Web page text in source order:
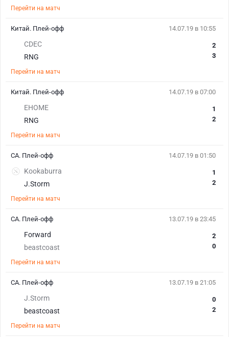
Перейти на матч
14.07.19 в 10:55
CDEC
RNG
2
3
Перейти на матч
Китай. Плей-офф
14.07.19 в 07:00
EHOME
RNG
1
2
Перейти на матч
Китай. Плей-офф
14.07.19 в 01:50
Kookaburra
J.Storm
1
2
Перейти на матч
СА. Плей-офф
13.07.19 в 23:45
Forward
beastcoast
2
0
Перейти на матч
СА. Плей-офф
13.07.19 в 21:05
J.Storm
beastcoast
0
2
Перейти на матч
СА. Плей-офф